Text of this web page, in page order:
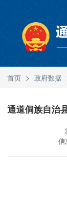
首页 > 政府数据
通道侗族自治
信